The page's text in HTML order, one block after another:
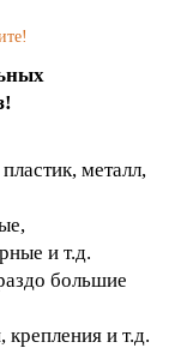
металл,
и т.д.
большие
и т.д.